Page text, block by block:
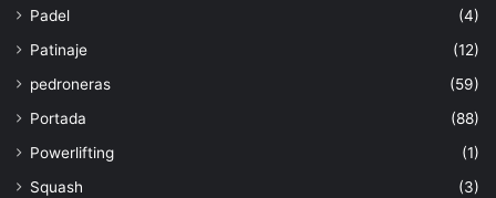
Padel
(4)
Patinaje
(12)
pedroneras
(59)
Portada
(88)
Powerlifting
(1)
Squash
(3)